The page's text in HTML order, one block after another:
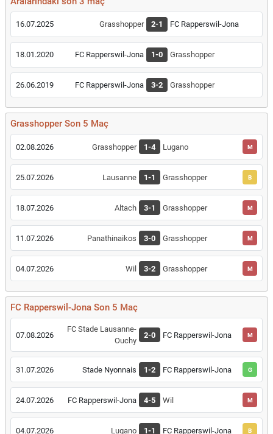
16.07.2025 Grasshopper 2-1 FC Rapperswil-Jona
18.01.2020 FC Rapperswil-Jona 1-0 Grasshopper
26.06.2019 FC Rapperswil-Jona 3-2 Grasshopper
Grasshopper Son 5 Maç
02.08.2026 Grasshopper 1-4 Lugano M
25.07.2026 Lausanne 1-1 Grasshopper B
18.07.2026 Altach 3-1 Grasshopper M
11.07.2026 Panathinaikos 3-0 Grasshopper M
04.07.2026 Wil 3-2 Grasshopper M
FC Rapperswil-Jona Son 5 Maç
07.08.2026
FC Stade Lausanne-
Ouchy
2-0 FC Rapperswil-Jona M
31.07.2026 Stade Nyonnais 1-2 FC Rapperswil-Jona G
24.07.2026 FC Rapperswil-Jona 4-5 Wil M
04.07.2026 Lugano 1-1 FC Rapperswil-Jona B